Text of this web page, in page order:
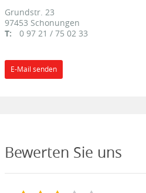
Grundstr. 23
97453 Schonungen
T:
0 97 21 / 75 02 33
E-Mail senden
Bewerten Sie uns